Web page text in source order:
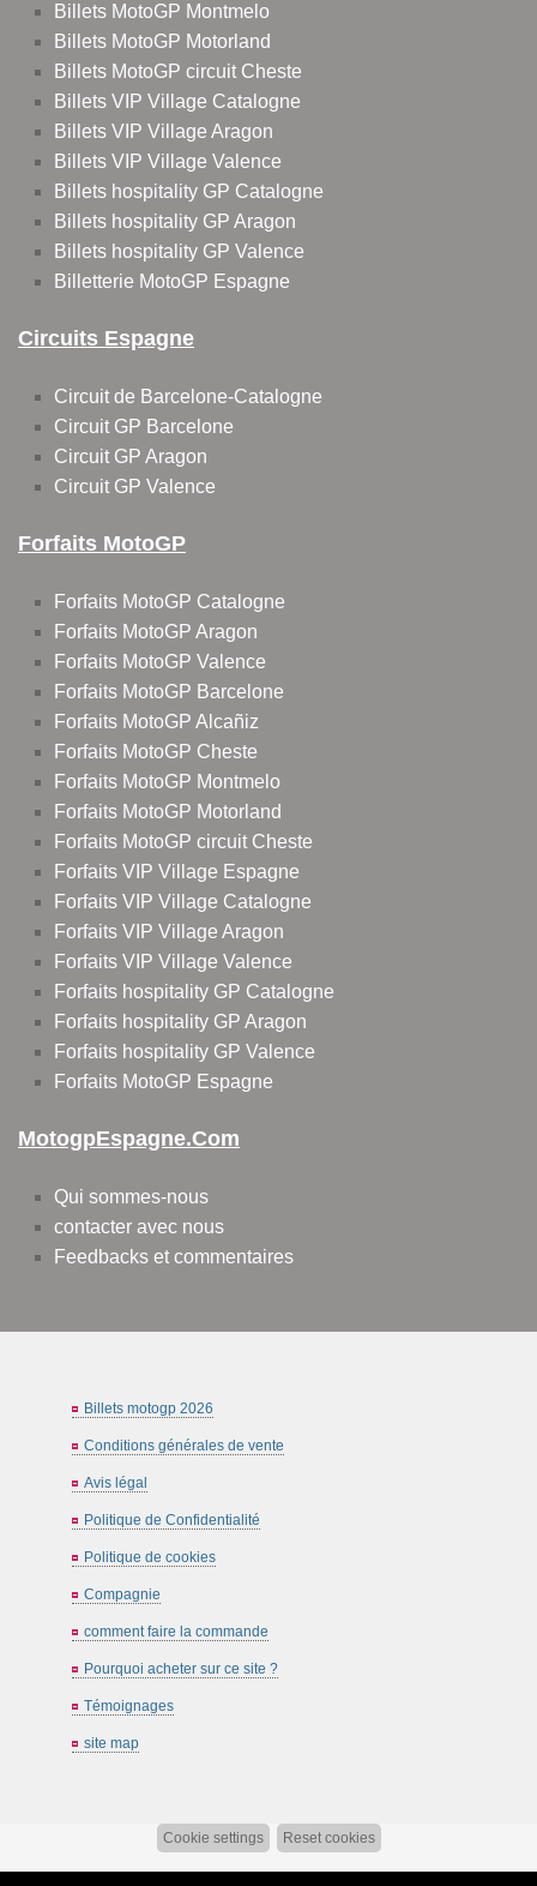
Billets MotoGP Montmelo
Billets MotoGP Motorland
Billets MotoGP circuit Cheste
Billets VIP Village Catalogne
Billets VIP Village Aragon
Billets VIP Village Valence
Billets hospitality GP Catalogne
Billets hospitality GP Aragon
Billets hospitality GP Valence
Billetterie MotoGP Espagne
Circuits Espagne
Circuit de Barcelone-Catalogne
Circuit GP Barcelone
Circuit GP Aragon
Circuit GP Valence
Forfaits MotoGP
Forfaits MotoGP Catalogne
Forfaits MotoGP Aragon
Forfaits MotoGP Valence
Forfaits MotoGP Barcelone
Forfaits MotoGP Alcañiz
Forfaits MotoGP Cheste
Forfaits MotoGP Montmelo
Forfaits MotoGP Motorland
Forfaits MotoGP circuit Cheste
Forfaits VIP Village Espagne
Forfaits VIP Village Catalogne
Forfaits VIP Village Aragon
Forfaits VIP Village Valence
Forfaits hospitality GP Catalogne
Forfaits hospitality GP Aragon
Forfaits hospitality GP Valence
Forfaits MotoGP Espagne
MotogpEspagne.com
Qui sommes-nous
contacter avec nous
Feedbacks et commentaires
Billets motogp 2026
Conditions générales de vente
Avis légal
Politique de Confidentialité
Politique de cookies
Compagnie
comment faire la commande
Pourquoi acheter sur ce site ?
Témoignages
site map
Cookie settings Reset cookies